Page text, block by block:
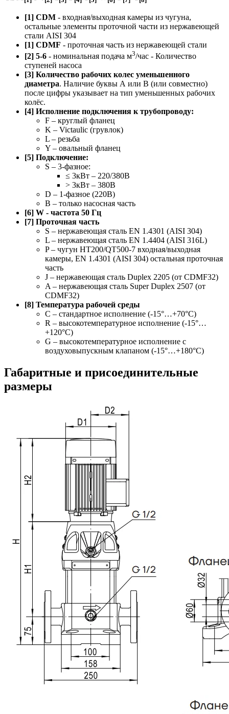
[1] CDM - входная/выходная камеры из чугуна,
остальные элементы проточной части из нержавеющей
стали AISI 304
[1] CDMF - проточная часть из нержавеющей стали
[2] 5-6 - номинальная подача м3/час - Количество
ступеней насоса
[3] Количество рабочих колес уменьшенного
диаметра. Наличие буквы А или B (или совместно)
после цифры указывает на тип уменьшенных рабочих
колёс.
[4] Исполнение подключения к трубопроводу:
F – круглый фланец
K – Victaulic (грувлок)
L – резьба
Y – овальный фланец
[5] Подключение:
S – 3-фазное:
≤ 3кВт – 220/380В
> 3кВт – 380В
D – 1-фазное (220В)
B – только насосная часть
[6] W - частота 50 Гц
[7] Проточная часть
S – нержавеющая сталь EN 1.4301 (AISI 304)
L – нержавеющая сталь EN 1.4404 (AISI 316L)
P – чугун HT200/QT500-7 входная/выходная
камеры, EN 1.4301 (AISI 304) остальная проточная
часть
J – нержавеющая сталь Duplex 2205 (от CDMF32)
A – нержавеющая сталь Super Duplex 2507 (от
CDMF32)
[8] Температура рабочей среды
C – стандартное исполнение (-15°…+70°С)
R – высокотемпературное исполнение (-15°…
+120°С)
G – высокотемпературное исполнение с
воздуховыпускным клапаном (-15°…+180°С)
Габаритные и присоединительные
размеры